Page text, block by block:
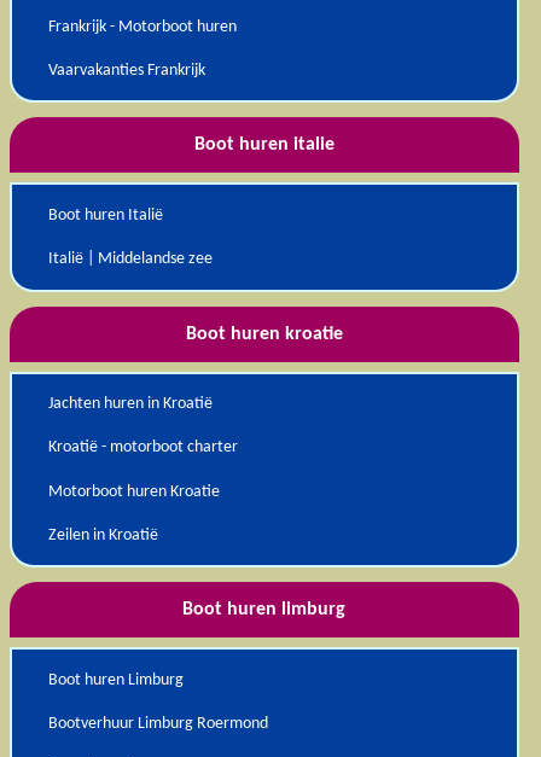
Frankrijk - Motorboot huren
Vaarvakanties Frankrijk
Boot huren italie
Boot huren Italië
Italië | Middelandse zee
Boot huren kroatie
Jachten huren in Kroatië
Kroatië - motorboot charter
Motorboot huren Kroatie
Zeilen in Kroatië
Boot huren limburg
Boot huren Limburg
Bootverhuur Limburg Roermond